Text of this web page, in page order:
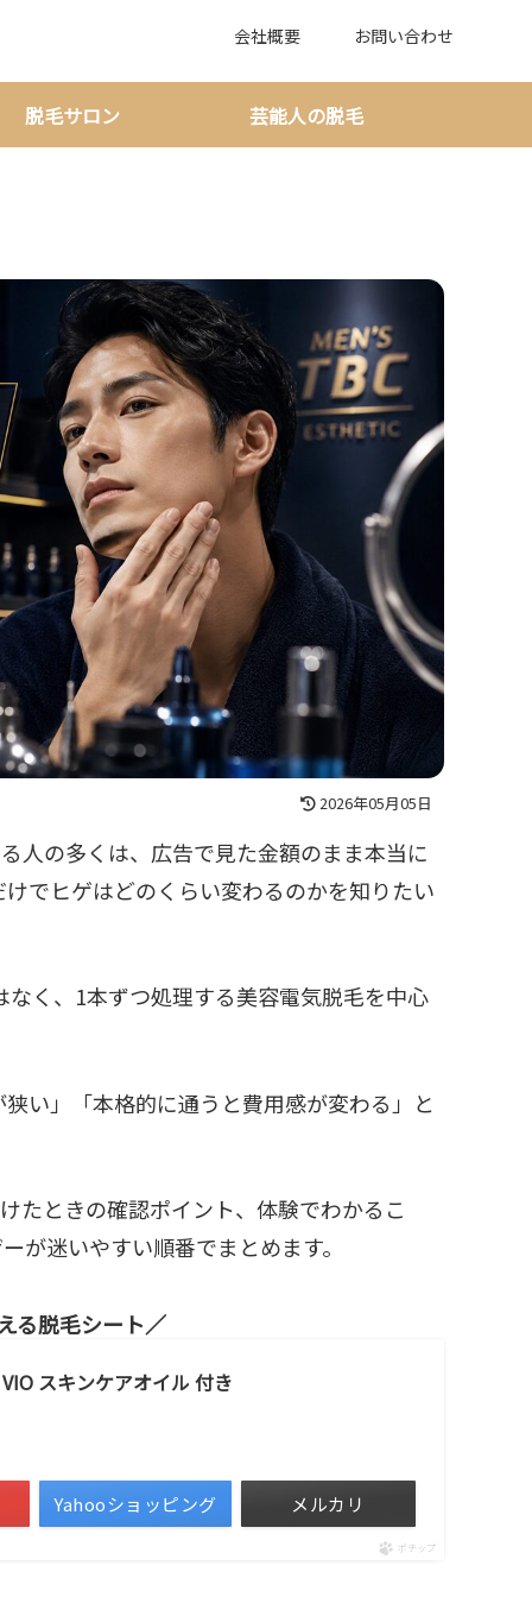
会社概要 お問い合わせ
脱毛サロン 芸能人の脱毛
験料金と契約前の判断軸が見えてくる!
2026年05月05日
人の多くは、広告で見た金額のまま本当に
でヒゲはどのくらい変わるのかを知りたい
なく、1本ずつ処理する美容電気脱毛を中心
い」「本格的に通うと費用感が変わる」と
たときの確認ポイント、体験でわかるこ
が迷いやすい順番でまとめます。
る脱毛シート
スキンケアオイル 付き
Yahooショッピング メルカリ
ポチップ